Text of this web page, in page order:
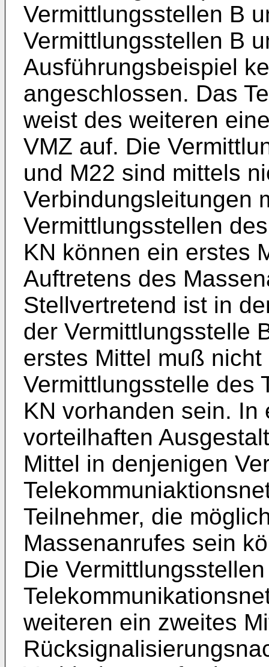
Vermittlungsstellen B
Vermittlungsstellen B
Ausführungsbeispiel
angeschlossen. Das
weist des weiteren
VMZ auf. Die
und M22 sind mittels
Verbindungsleitungen
Vermittlungsstellen
KN können ein erstes
Auftretens des
Stellvertretend ist in
der Vermittlungsstelle
erstes Mittel muß
Vermittlungsstelle des
KN vorhanden sein. In
vorteilhaften
Mittel in denjenigen
Teilnehmer, die
Massenanrufes sein
Die
weiteren ein zweites